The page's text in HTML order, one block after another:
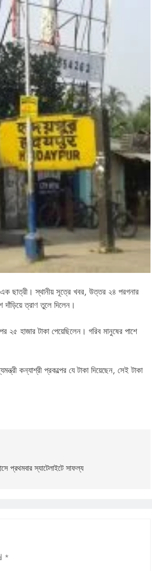
এক ছাত্রী। স্থানীয় সূত্রে খবর, উত্তর ২৪ পরগনার
দাঁড়িয়ে ত্রাণ তুলে দিলেন।
২৫ হাজার টাকা পেয়েছিলেন। গরিব মানুষের পাশে
কন্যাশ্রী প্রকল্পের যে টাকা দিয়েছেন, সেই টাকা
প্রথমবার স্যাটেলাইটে সাফল্য
*